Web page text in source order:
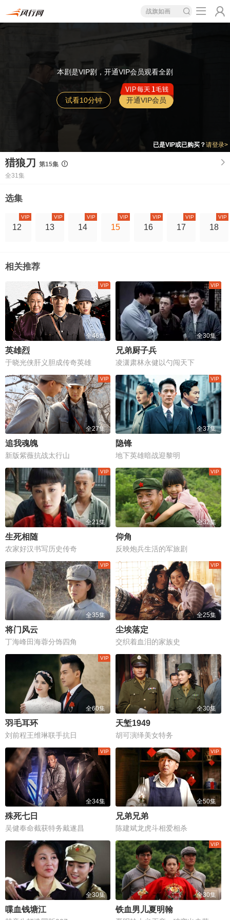
战旗如画
本剧是VIP剧，开通VIP会员观看全剧
试看10分钟 开通VIP会员
已是VIP或已购买？请登录>
猎狼刀
第15集
全31集
选集
12
VIP
13
VIP
14
VIP
15
VIP
16
VIP
17
VIP
18
VIP
相关推荐
全46集
英雄烈
于晓光侠肝义胆成传奇英雄
全30集
兄弟厨子兵
凌潇肃林永健以勺闯天下
全27集
追我魂魄
新版紫薇抗战太行山
全37集
隐锋
地下英雄暗战迎黎明
全21集
生死相随
农家好汉书写历史传奇
全32集
仰角
反映炮兵生活的军旅剧
全35集
将门风云
丁海峰田海蓉分饰四角
全25集
尘埃落定
交织着血泪的家族史
全60集
羽毛耳环
刘前程王维琳联手抗日
全30集
天堑1949
胡可演绎美女特务
全34集
殊死七日
吴健奉命截获特务戴遂昌
全50集
兄弟兄弟
陈建斌龙虎斗相爱相杀
全30集
喋血钱塘江
全30集
铁血男儿夏明翰